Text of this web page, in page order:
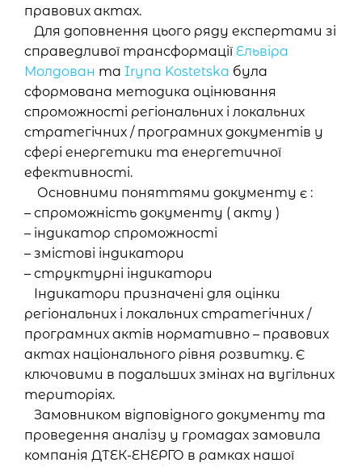
правових актах.
Для доповнення цього ряду експертами зі
справедливої трансформації Ельвіра
Молдован та Iryna Kostetska була
сформована методика оцінювання
спроможності регіональних і локальних
стратегічних / програмних документів у
сфері енергетики та енергетичної
ефективності.
Основними поняттями документу є :
– спроможність документу ( акту )
– індикатор спроможності
– змістові індикатори
– структурні індикатори
Індикатори призначені для оцінки
регіональних і локальних стратегічних /
програмних актів нормативно – правових
актах національного рівня розвитку. Є
ключовими в подальших змінах на вугільних
територіях.
Замовником відповідного документу та
проведення аналізу у громадах замовила
компанія ДТЕК-ЕНЕРГО в рамках нашої